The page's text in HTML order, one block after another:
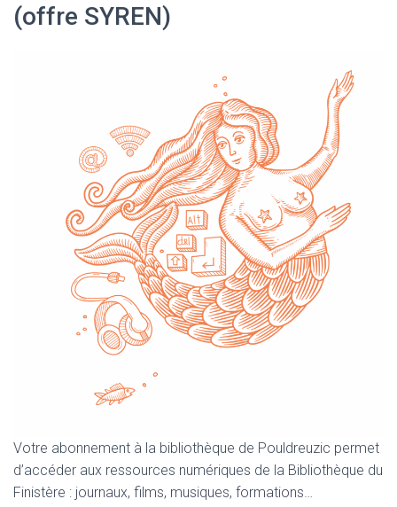
(offre SYREN)
Votre abonnement à la bibliothèque de Pouldreuzic permet
d’accéder aux ressources numériques de la Bibliothèque du
Finistère : journaux, films, musiques, formations…